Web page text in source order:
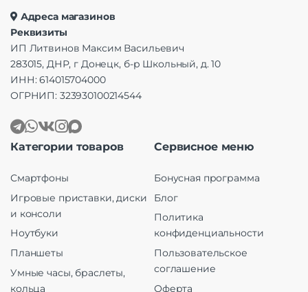
Адреса магазинов
Реквизиты
ИП Литвинов Максим Васильевич
283015, ДНР, г Донецк, б-р Школьный, д. 10
ИНН: 614015704000
ОГРНИП: 323930100214544
Категории товаров
Смартфоны
Игровые приставки, диски
и консоли
Ноутбуки
Планшеты
Умные часы, браслеты,
кольца
Сервисное меню
Бонусная программа
Блог
Политика
конфиденциальности
Пользовательское
соглашение
Оферта